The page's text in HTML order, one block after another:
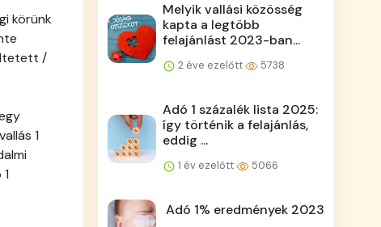
körünk
/
1
Melyik vallási közösség
kapta a legtöbb
felajánlást 2023-ban...
2 éve ezelőtt 5738
Adó 1 százalék lista 2025:
így történik a felajánlás,
eddig ...
1 év ezelőtt 5066
Adó 1% eredmények 2023